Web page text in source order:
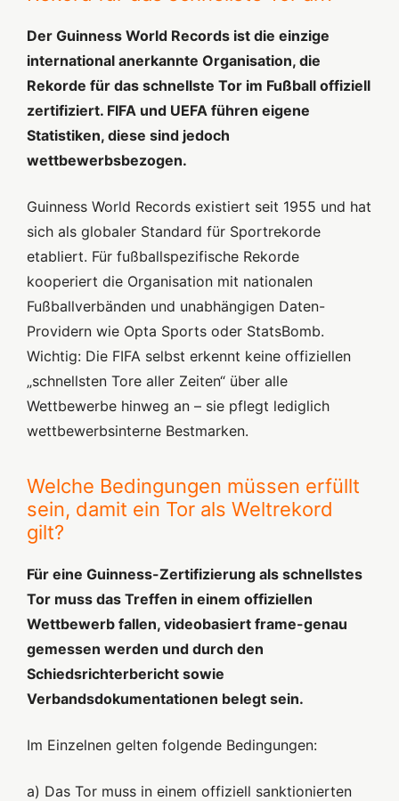
Der Guinness World Records ist die einzige
international anerkannte Organisation, die
Rekorde für das schnellste Tor im Fußball offiziell
zertifiziert. FIFA und UEFA führen eigene
Statistiken, diese sind jedoch
wettbewerbsbezogen.
Guinness World Records existiert seit 1955 und hat
sich als globaler Standard für Sportrekorde
etabliert. Für fußballspezifische Rekorde
kooperiert die Organisation mit nationalen
Fußballverbänden und unabhängigen Daten-
Providern wie Opta Sports oder StatsBomb.
Wichtig: Die FIFA selbst erkennt keine offiziellen
„schnellsten Tore aller Zeiten“ über alle
Wettbewerbe hinweg an – sie pflegt lediglich
wettbewerbsinterne Bestmarken.
Welche Bedingungen müssen erfüllt
sein, damit ein Tor als Weltrekord
gilt?
Für eine Guinness-Zertifizierung als schnellstes
Tor muss das Treffen in einem offiziellen
Wettbewerb fallen, videobasiert frame-genau
gemessen werden und durch den
Schiedsrichterbericht sowie
Verbandsdokumentationen belegt sein.
Im Einzelnen gelten folgende Bedingungen:
a) Das Tor muss in einem offiziell sanktionierten